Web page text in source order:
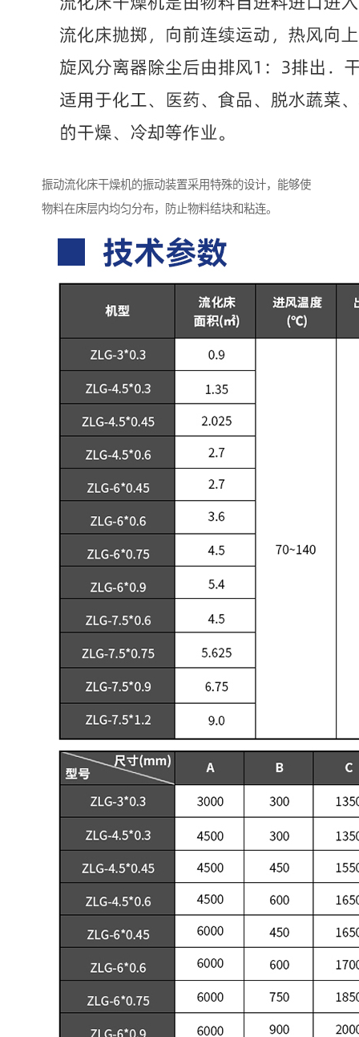
振动流化床干燥机的振动装置采用特殊的设计，能够使
物料在床层内均匀分布，防止物料结块和粘连。